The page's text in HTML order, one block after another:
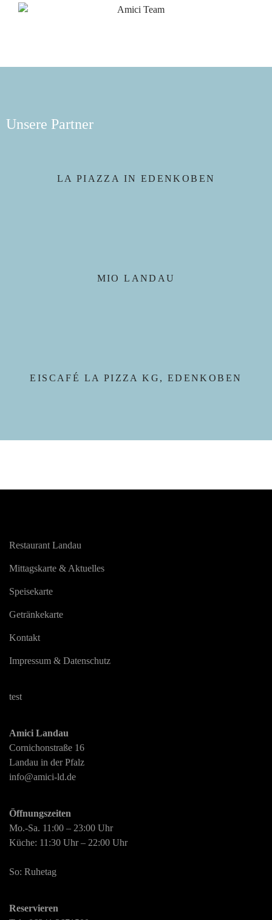
Unsere Partner
LA PIAZZA IN EDENKOBEN
MIO LANDAU
EISCAFÉ LA PIZZA KG, EDENKOBEN
Restaurant Landau
Mittagskarte & Aktuelles
Speisekarte
Getränkekarte
Kontakt
Impressum & Datenschutz
test
Amici Landau
Cornichonstraße 16
Landau in der Pfalz
info@amici-ld.de
Öffnungszeiten
Mo.-Sa. 11:00 – 23:00 Uhr
Küche: 11:30 Uhr – 22:00 Uhr
So: Ruhetag
Reservieren